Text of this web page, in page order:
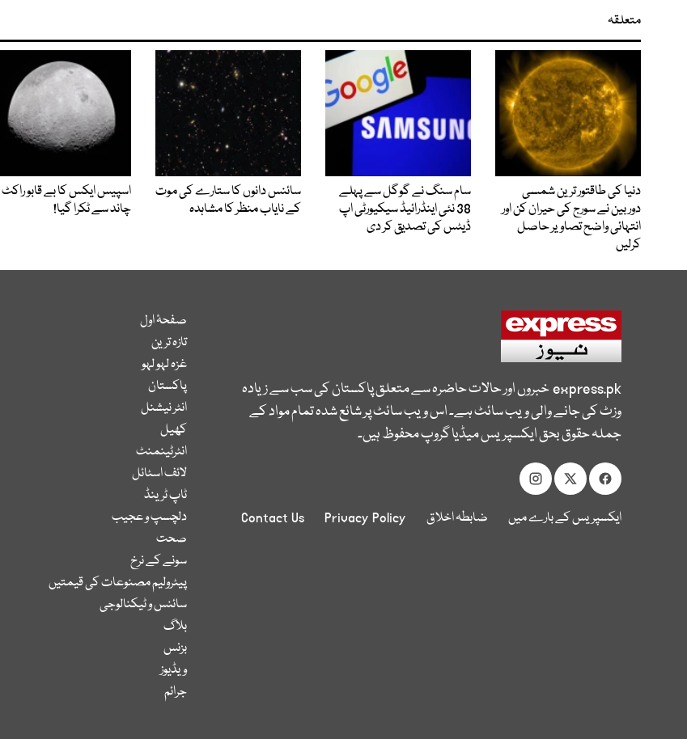
متعلقہ
دنیا کی طاقتور ترین شمسی
دوربین نے سورج کی حیران کن اور
انتہائی واضح تصاویر حاصل
کرلیں
سام سنگ نے گوگل سے پہلے
38 نئی اینڈرائیڈ سیکیورٹی اپ
ڈیٹس کی تصدیق کر دی
سائنس دانوں کا ستارے کی موت
کے نایاب منظر کا مشاہدہ
اسپیس ایکس کا بے قابو راکٹ
چاند سے ٹکرا گیا!
express.pkخبروں اور حالات حاضرہ سے متعلق پاکستان کی سب سے زیادہ
وزٹ کی جانے والی ویب سائٹ ہے۔ اس ویب سائٹ پر شائع شدہ تمام مواد کے
جملہ حقوق بحق ایکسپریس میڈیا گروپ محفوظ ہیں۔
ایکسپریس کے بارے میں ضابطہ اخلاق Privacy Policy
Contact Us
صفحۂ اول
تازہ ترین
غزہ لہو لہو
پاکستان
انٹر نیشنل
کھیل
انٹرٹینمنٹ
لائف اسٹائل
ٹاپ ٹرینڈ
دلچسپ و عجیب
صحت
سونے کے نرخ
پیٹرولیم مصنوعات کی قیمتیں
سائنس و ٹیکنالوجی
بلاگ
بزنس
ویڈیوز
جرائم